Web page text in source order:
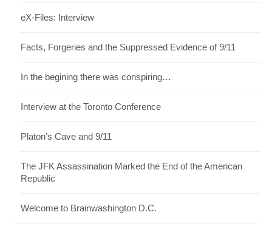
eX-Files: Interview
Facts, Forgeries and the Suppressed Evidence of 9/11
In the begining there was conspiring…
Interview at the Toronto Conference
Platon’s Cave and 9/11
The JFK Assassination Marked the End of the American
Republic
Welcome to Brainwashington D.C.